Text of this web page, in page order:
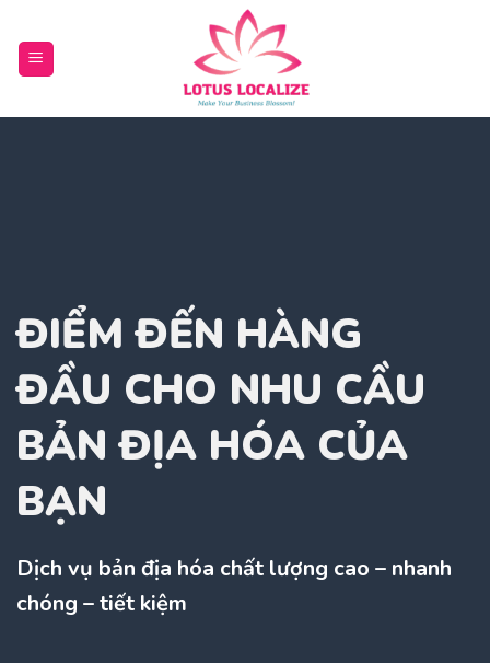
content
ĐIỂM ĐẾN HÀNG
ĐẦU CHO NHU CẦU
BẢN ĐỊA HÓA CỦA
BẠN
Dịch vụ bản địa hóa chất lượng cao – nhanh
chóng – tiết kiệm